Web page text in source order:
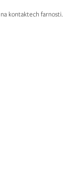
kontaktech farnosti.